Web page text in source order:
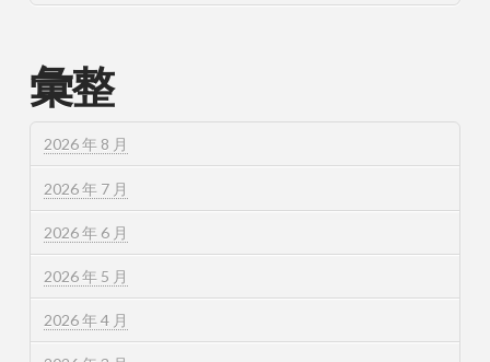
彙整
2026 年 8 月
2026 年 7 月
2026 年 6 月
2026 年 5 月
2026 年 4 月